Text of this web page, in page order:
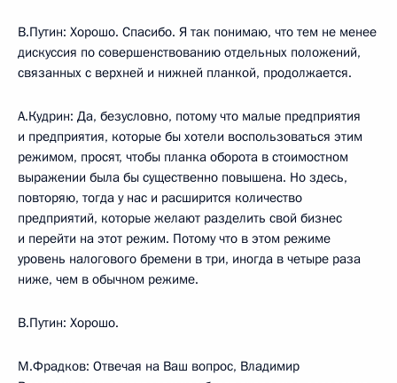
В.Путин: Хорошо. Спасибо. Я так понимаю, что тем не менее
дискуссия по совершенствованию отдельных положений,
связанных с верхней и нижней планкой, продолжается.
А.Кудрин: Да, безусловно, потому что малые предприятия
и предприятия, которые бы хотели воспользоваться этим
режимом, просят, чтобы планка оборота в стоимостном
выражении была бы существенно повышена. Но здесь,
повторяю, тогда у нас и расширится количество
предприятий, которые желают разделить свой бизнес
и перейти на этот режим. Потому что в этом режиме
уровень налогового бремени в три, иногда в четыре раза
ниже, чем в обычном режиме.
В.Путин: Хорошо.
М.Фрадков: Отвечая на Ваш вопрос, Владимир